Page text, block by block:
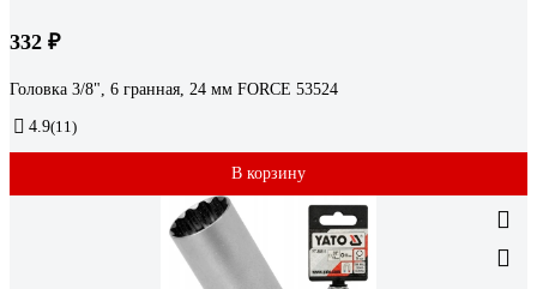
332 ₽
Головка 3/8", 6 гранная, 24 мм FORCE 53524
4.9(11)
В корзину